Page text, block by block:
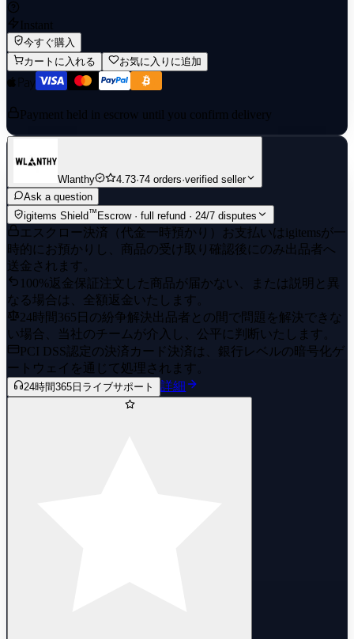
Instant
今すぐ購入
カートに入れる
お気に入りに追加
Payment held in escrow until you confirm delivery
Wlanthy 4.73·74 orders·verified seller
Ask a question
igitems Shield™ Escrow · full refund · 24/7 disputes
エスクロー決済（代金一時預かり）
お支払いはigitemsが一
時的にお預かりし、商品の受け取り確認後にのみ出品者へ
送金されます。
100%返金保証 注文した商品が届かない、または説明と異
なる場合は、全額返金いたします。
24時間365日の紛争解決出品者との間で問題を解決できな
い場合、当社のチームが介入し、公平に判断いたします。
PCI DSS認定の決済 カード決済は、銀行レベルの暗号化ゲ
ートウェイを通じて処理されます。
24時間365日ライブサポート 詳細